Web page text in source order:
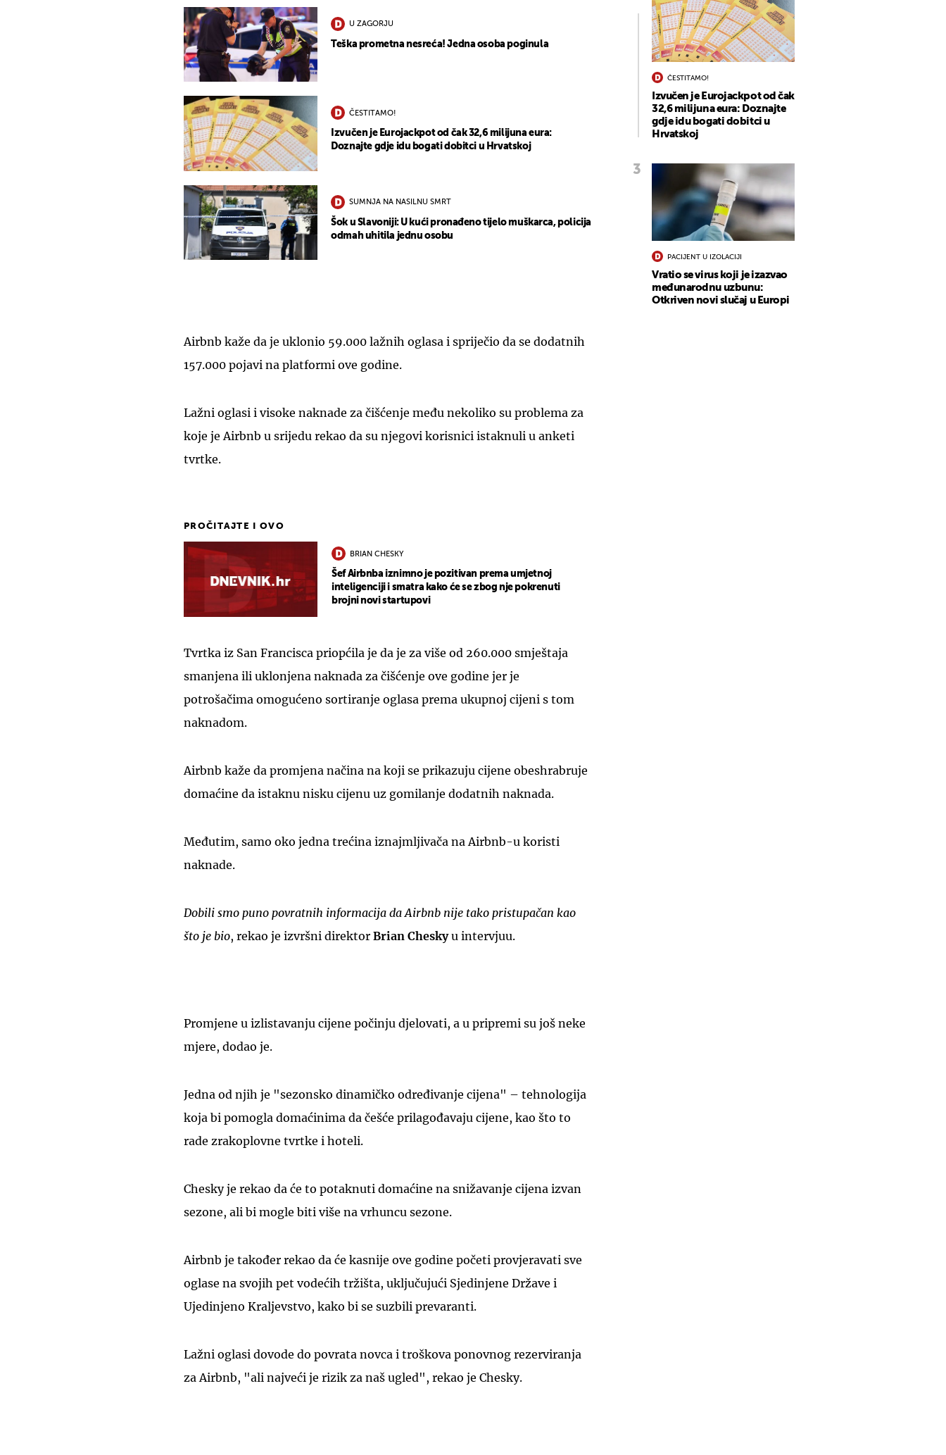
U ZAGORJU
Teška prometna nesreća! Jedna osoba poginula
ČESTITAMO!
Izvučen je Eurojackpot od čak 32,6 milijuna eura:
Doznajte gdje idu bogati dobitci u Hrvatskoj
SUMNJA NA NASILNU SMRT
Šok u Slavoniji: U kući pronađeno tijelo muškarca, policija
odmah uhitila jednu osobu
Airbnb kaže da je uklonio 59.000 lažnih oglasa i spriječio da se dodatnih
157.000 pojavi na platformi ove godine.
Lažni oglasi i visoke naknade za čišćenje među nekoliko su problema za
koje je Airbnb u srijedu rekao da su njegovi korisnici istaknuli u anketi
tvrtke.
PROČITAJTE I OVO
BRIAN CHESKY
Šef Airbnba iznimno je pozitivan prema umjetnoj
inteligenciji i smatra kako će se zbog nje pokrenuti
brojni novi startupovi
Tvrtka iz San Francisca priopćila je da je za više od 260.000 smještaja
smanjena ili uklonjena naknada za čišćenje ove godine jer je
potrošačima omogućeno sortiranje oglasa prema ukupnoj cijeni s tom
naknadom.
Airbnb kaže da promjena načina na koji se prikazuju cijene obeshrabruje
domaćine da istaknu nisku cijenu uz gomilanje dodatnih naknada.
Međutim, samo oko jedna trećina iznajmljivača na Airbnb-u koristi
naknade.
Dobili smo puno povratnih informacija da Airbnb nije tako pristupačan kao
što je bio, rekao je izvršni direktor Brian Cheskyu intervjuu.
Promjene u izlistavanju cijene počinju djelovati, a u pripremi su još neke
mjere, dodao je.
Jedna od njih je "sezonsko dinamičko određivanje cijena" – tehnologija
koja bi pomogla domaćinima da češće prilagođavaju cijene, kao što to
rade zrakoplovne tvrtke i hoteli.
Chesky je rekao da će to potaknuti domaćine na snižavanje cijena izvan
sezone, ali bi mogle biti više na vrhuncu sezone.
Airbnb je također rekao da će kasnije ove godine početi provjeravati sve
oglase na svojih pet vodećih tržišta, uključujući Sjedinjene Države i
Ujedinjeno Kraljevstvo, kako bi se suzbili prevaranti.
Lažni oglasi dovode do povrata novca i troškova ponovnog rezerviranja
za Airbnb, "ali najveći je rizik za naš ugled", rekao je Chesky.
ČESTITAMO!
Izvučen je Eurojackpot od čak
32,6 milijuna eura: Doznajte
gdje idu bogati dobitci u
Hrvatskoj
PACIJENT U IZOLACIJI
Vratio se virus koji je izazvao
međunarodnu uzbunu:
Otkriven novi slučaj u Europi